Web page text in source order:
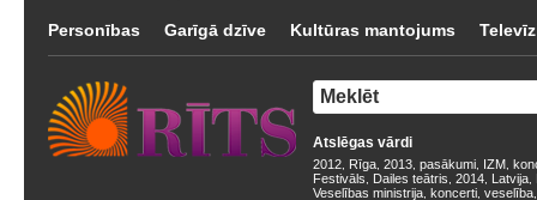
Personības Garīgā dzīve Kultūras mantojums
Atslēgas vārdi
2012 Rīga 2013 pasākumi IZM
Festivāls
Dailes teātris 2014 Latvija
Veselības ministrija koncerti veselība